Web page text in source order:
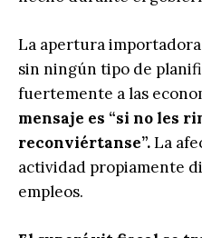
La apertura
sin ningún tipo de
fuertemente a las
mensaje es “si no les
reconviértanse”.La
actividad propiamente
empleos.